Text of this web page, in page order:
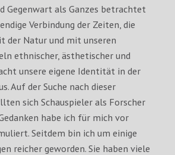
Gegenwart als Ganzes betrachtet
Verbindung der Zeiten, die
der Natur und mit unseren
ethnischer, ästhetischer und
unsere eigene Identität in der
Auf der Suche nach dieser
sich Schauspieler als Forscher
habe ich für mich vor
Seitdem bin ich um einige
reicher geworden. Sie haben viele